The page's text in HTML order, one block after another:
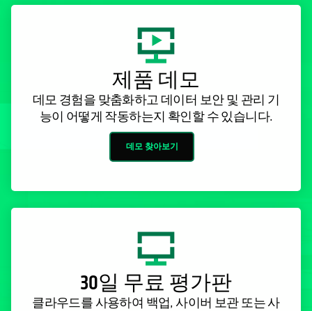
제품 데모
데모 경험을 맞춤화하고 데이터 보안 및 관리 기
능이 어떻게 작동하는지 확인할 수 있습니다.
데모 찾아보기
30일 무료 평가판
클라우드를 사용하여 백업, 사이버 보관 또는 사
이버 위협이나 재해로부터 신속히 복구할 수 있
습니다.